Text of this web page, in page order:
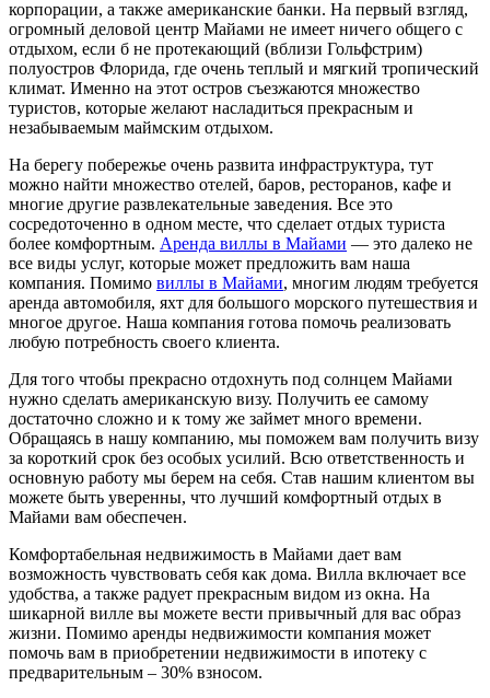
корпорации, а также американские банки. На первый взгляд,
огромный деловой центр Майами не имеет ничего общего с
отдыхом, если б не протекающий (вблизи Гольфстрим)
полуостров Флорида, где очень теплый и мягкий тропический
климат. Именно на этот остров съезжаются множество
туристов, которые желают насладиться прекрасным и
незабываемым маймским отдыхом.
На берегу побережье очень развита инфраструктура, тут
можно найти множество отелей, баров, ресторанов, кафе и
многие другие развлекательные заведения. Все это
сосредоточенно в одном месте, что сделает отдых туриста
более комфортным. Аренда виллы в Майами — это далеко не
все виды услуг, которые может предложить вам наша
компания. Помимо виллы в Майами, многим людям требуется
аренда автомобиля, яхт для большого морского путешествия и
многое другое. Наша компания готова помочь реализовать
любую потребность своего клиента.
Для того чтобы прекрасно отдохнуть под солнцем Майами
нужно сделать американскую визу. Получить ее самому
достаточно сложно и к тому же займет много времени.
Обращаясь в нашу компанию, мы поможем вам получить визу
за короткий срок без особых усилий. Всю ответственность и
основную работу мы берем на себя. Став нашим клиентом вы
можете быть уверенны, что лучший комфортный отдых в
Майами вам обеспечен.
Комфортабельная недвижимость в Майами дает вам
возможность чувствовать себя как дома. Вилла включает все
удобства, а также радует прекрасным видом из окна. На
шикарной вилле вы можете вести привычный для вас образ
жизни. Помимо аренды недвижимости компания может
помочь вам в приобретении недвижимости в ипотеку с
предварительным – 30% взносом.